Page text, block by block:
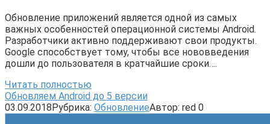
Обновление приложений является одной из самых
важных особенностей операционной системы Android.
Разработчики активно поддерживают свои продукты.
Google способствует тому, чтобы все нововведения
дошли до пользователя в кратчайшие сроки….
Читать полностью
Обновляем Android до 5 версии
03.09.2018Рубрика: ОбновлениеАвтор: red 0